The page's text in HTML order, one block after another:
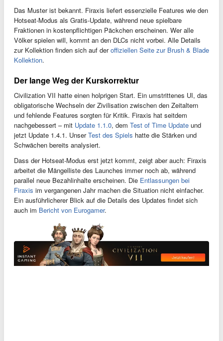
Das Muster ist bekannt. Firaxis liefert essenzielle Features wie den
Hotseat-Modus als Gratis-Update, während neue spielbare
Fraktionen in kostenpflichtigen Päckchen erscheinen. Wer alle
Völker spielen will, kommt an den DLCs nicht vorbei. Alle Details
zur Kollektion finden sich auf deroffiziellen Seite zur Brush & Blade
Kollektion.
Der lange Weg der Kurskorrektur
Civilization VII hatte einen holprigen Start. Ein umstrittenes UI, das
obligatorische Wechseln der Zivilisation zwischen den Zeitaltern
und fehlende Features sorgten für Kritik. Firaxis hat seitdem
nachgebessert – mit Update 1.1.0, dem Test of Time Update und
jetzt Update 1.4.1. UnserTest des Spiels hatte die Stärken und
Schwächen bereits analysiert.
Dass der Hotseat-Modus erst jetzt kommt, zeigt aber auch: Firaxis
arbeitet die Mängelliste des Launches immer noch ab, während
parallel neue Bezahlinhalte erscheinen. Die Entlassungen bei
Firaxis im vergangenen Jahr machen die Situation nicht einfacher.
Ein ausführlicherer Blick auf die Details des Updates findet sich
auch im Bericht von Eurogamer.